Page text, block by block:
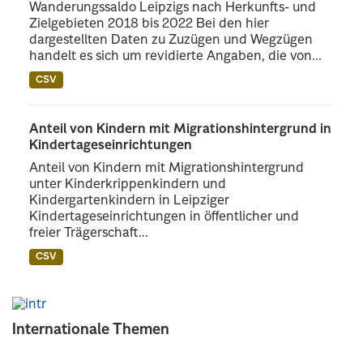
Internationale Themen
Wanderungssaldo Leipzigs nach Herkunfts- und
Zielgebieten 2018 bis 2022 Bei den hier
dargestellten Daten zu Zuzügen und Wegzügen
handelt es sich um revidierte Angaben, die von...
CSV
Anteil von Kindern mit Migrationshintergrund in
Kindertageseinrichtungen
Anteil von Kindern mit Migrationshintergrund
unter Kinderkrippenkindern und
Kindergartenkindern in Leipziger
Kindertageseinrichtungen in öffentlicher und
freier Trägerschaft...
CSV